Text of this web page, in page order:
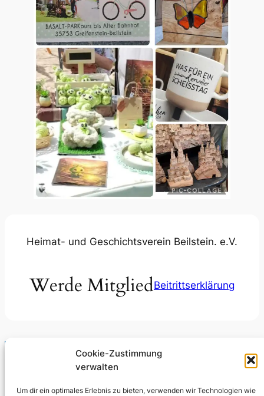
Cookie-Zustimmung
verwalten
Um dir ein optimales Erlebnis zu bieten, verwenden wir Technologien wie
Heimat- und Geschichtsverein Beilstein. e.V.
Werde MitgliedBeitrittserklärung